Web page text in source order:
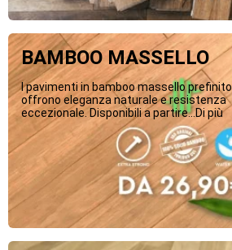
BAMBOO MASSELLO
I pavimenti in bamboo massello prefinito
offrono eleganza naturale e resistenza
eccezionale. Disponibili a partire...Di più